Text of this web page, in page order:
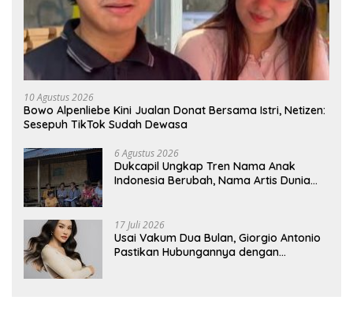
10 Agustus 2026
Bowo Alpenliebe Kini Jualan Donat Bersama Istri, Netizen:
Sesepuh TikTok Sudah Dewasa
6 Agustus 2026
Dukcapil Ungkap Tren Nama Anak
Indonesia Berubah, Nama Artis Dunia
17 Juli 2026
Usai Vakum Dua Bulan, Giorgio Antonio
Pastikan Hubungannya dengan